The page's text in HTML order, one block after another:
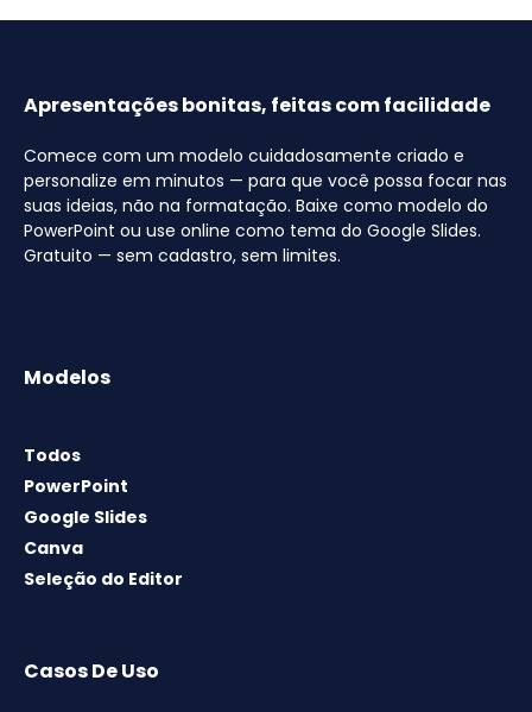
Apresentações bonitas, feitas com facilidade
Comece com um modelo cuidadosamente criado e
personalize em minutos — para que você possa focar nas
suas ideias, não na formatação. Baixe como modelo do
PowerPoint ou use online como tema do Google Slides.
Gratuito — sem cadastro, sem limites.
Modelos
Todos
PowerPoint
Google Slides
Canva
Seleção do Editor
Casos De Uso